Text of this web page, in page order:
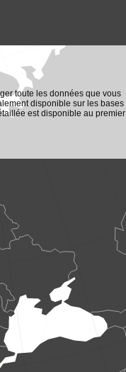
toute les données que vous
disponible sur les bases
est disponible au premier